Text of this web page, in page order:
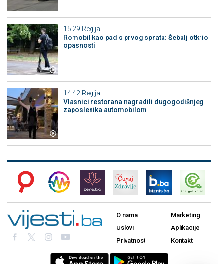
15:29 Regija
Romobil kao pad s prvog sprata: Šebalj otkrio
opasnosti
14:42 Regija
Vlasnici restorana nagradili dugogodišnjeg
zaposlenika automobilom
O nama
Uslovi
Privatnost
Marketing
Aplikacije
Kontakt